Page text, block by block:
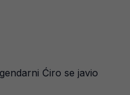
Ćiro se javio